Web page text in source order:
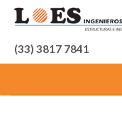
(33) 3817 7841